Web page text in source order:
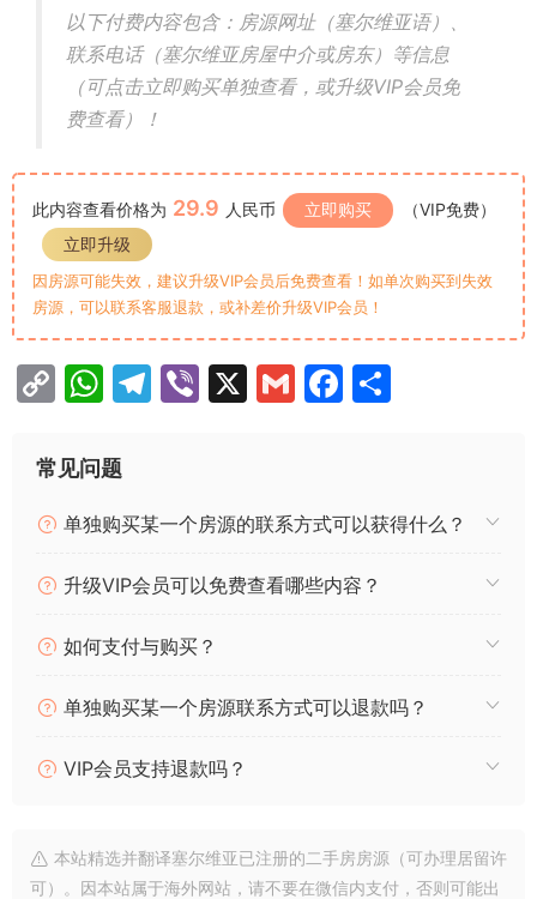
以下付费内容包含：房源网址（塞尔维亚语）、
联系电话（塞尔维亚房屋中介或房东）等信息
（可点击立即购买单独查看，或升级VIP会员免
费查看）！
此内容查看价格为 29.9 人民币 立即购买
（VIP免费）
立即升级
因房源可能失效，建议升级VIP会员后免费查看！如单次购买到失效
房源，可以联系客服退款，或补差价升级VIP会员！
C
p
Li
n
W
at
A
p
T
a
m
Vi X
G
F
b
o
常见问题
单独购买某一个房源的联系方式可以获得什么？
升级VIP会员可以免费查看哪些内容？
如何支付与购买？
单独购买某一个房源联系方式可以退款吗？
VIP会员支持退款吗？
本站精选并翻译塞尔维亚已注册的二手房房源（可办理居留许
可）。因本站属于海外网站，请不要在微信内支付，否则可能出